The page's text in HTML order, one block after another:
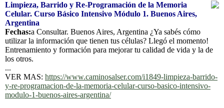
Limpieza, Barrido y Re-Programación de la Memoria
Celular. Curso Básico Intensivo Módulo 1. Buenos Aires,
Argentina
Fechas:a Consultar. Buenos Aires, Argentina ¿Ya sabés cómo
utilizar la información que tienen tus células? Llegó el momento!
Entrenamiento y formación para mejorar tu calidad de vida y la de
los otros.
...
VER MAS: https://www.caminosalser.com/i1849-limpieza-barrido-
y-re-programacion-de-la-memoria-celular-curso-basico-intensivo-
modulo-1-buenos-aires-argentina/